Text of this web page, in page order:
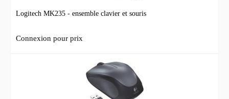
Logitech MK235 - ensemble clavier et souris
Connexion pour prix